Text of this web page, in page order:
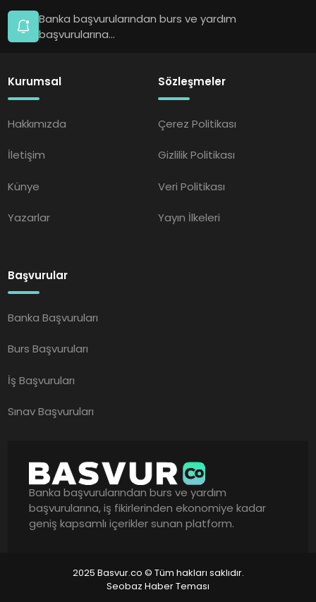
Banka başvurularından burs ve yardım
başvurularına...
Kurumsal
Hakkımızda
İletişim
Künye
Yazarlar
Sözleşmeler
Çerez Politikası
Gizlilik Politikası
Veri Politikası
Yayın İlkeleri
Başvurular
Banka Başvuruları
Burs Başvuruları
İş Başvuruları
Sınav Başvuruları
Banka başvurularından burs ve yardım
başvurularına, iş fikirlerinden ekonomiye kadar
geniş kapsamlı içerikler sunan platform.
2025 Basvur.co © Tüm hakları saklıdır.
Seobaz Haber Teması